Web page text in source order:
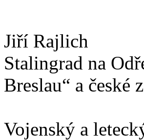
Jiří Rajlich
Stalingrad na
Breslau“ a české
Vojenský a